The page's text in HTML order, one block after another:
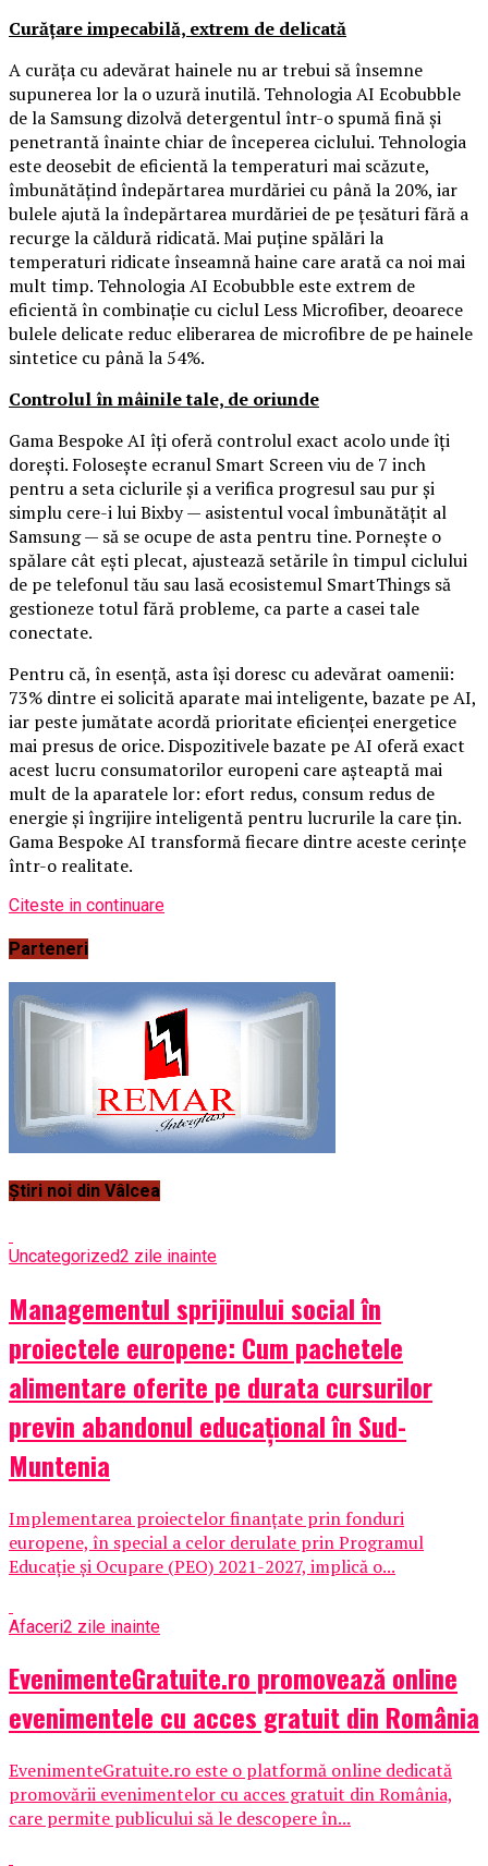
Curățare impecabilă, extrem de delicată
A curăța cu adevărat hainele nu ar trebui să însemne
supunerea lor la o uzură inutilă. Tehnologia AI Ecobubble
de la Samsung dizolvă detergentul într-o spumă fină și
penetrantă înainte chiar de începerea ciclului. Tehnologia
este deosebit de eficientă la temperaturi mai scăzute,
îmbunătățind îndepărtarea murdăriei cu până la 20%, iar
bulele ajută la îndepărtarea murdăriei de pe țesături fără a
recurge la căldură ridicată. Mai puține spălări la
temperaturi ridicate înseamnă haine care arată ca noi mai
mult timp. Tehnologia AI Ecobubble este extrem de
eficientă în combinație cu ciclul Less Microfiber, deoarece
bulele delicate reduc eliberarea de microfibre de pe hainele
sintetice cu până la 54%.
Controlul în mâinile tale, de oriunde
Gama Bespoke AI îți oferă controlul exact acolo unde îți
dorești. Folosește ecranul Smart Screen viu de 7 inch
pentru a seta ciclurile și a verifica progresul sau pur și
simplu cere-i lui Bixby — asistentul vocal îmbunătățit al
Samsung — să se ocupe de asta pentru tine. Pornește o
spălare cât ești plecat, ajustează setările în timpul ciclului
de pe telefonul tău sau lasă ecosistemul SmartThings să
gestioneze totul fără probleme, ca parte a casei tale
conectate.
Pentru că, în esență, asta își doresc cu adevărat oamenii:
73% dintre ei solicită aparate mai inteligente, bazate pe AI,
iar peste jumătate acordă prioritate eficienței energetice
mai presus de orice. Dispozitivele bazate pe AI oferă exact
acest lucru consumatorilor europeni care așteaptă mai
mult de la aparatele lor: efort redus, consum redus de
energie și îngrijire inteligentă pentru lucrurile la care țin.
Gama Bespoke AI transformă fiecare dintre aceste cerințe
într-o realitate.
Citeste in continuare
Parteneri
Știri noi din Vâlcea
Uncategorized2 zile inainte
Managementul sprijinului social în
proiectele europene: Cum pachetele
alimentare oferite pe durata cursurilor
previn abandonul educațional în Sud-
Muntenia
Implementarea proiectelor finanțate prin fonduri
europene, în special a celor derulate prin Programul
Educație și Ocupare (PEO) 2021-2027, implică o...
Afaceri2 zile inainte
EvenimenteGratuite.ro promovează online
evenimentele cu acces gratuit din România
EvenimenteGratuite.ro este o platformă online dedicată
promovării evenimentelor cu acces gratuit din România,
care permite publicului să le descopere în...